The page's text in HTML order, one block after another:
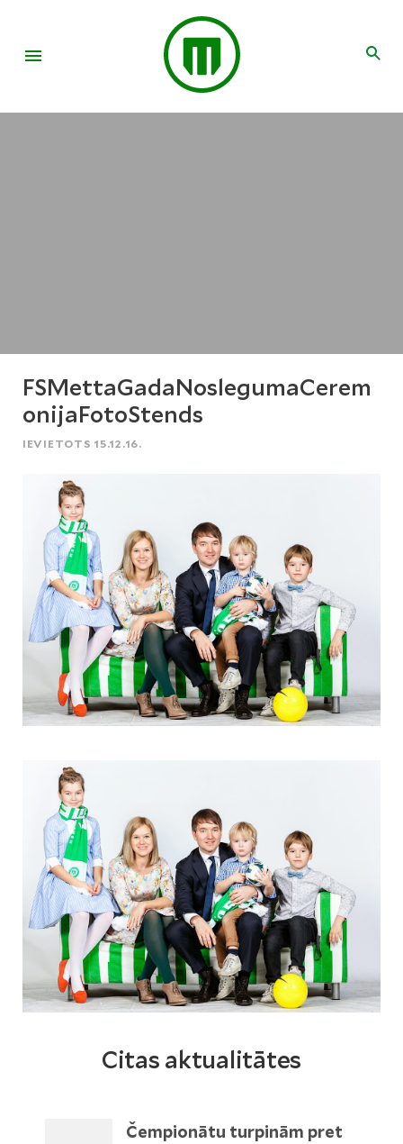
FSMettaGadaNoslegumaCerem
onijaFotoStends
IEVIETOTS 15.12.16.
Citas aktualitātes
Čempionātu turpinām pret